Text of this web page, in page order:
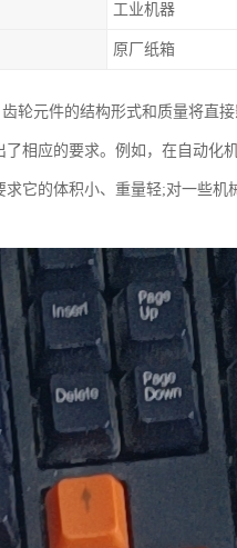
工业机器
原厂纸箱
轮元件的结构形式和质量将直
相应的要求。例如，在自动化
它的体积小、重量轻;对一些机